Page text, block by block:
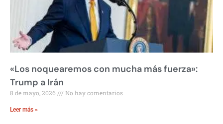
«Los noquearemos con mucha más fuerza»:
Trump a Irán
8 de mayo, 2026 No hay comentarios
Leer más »